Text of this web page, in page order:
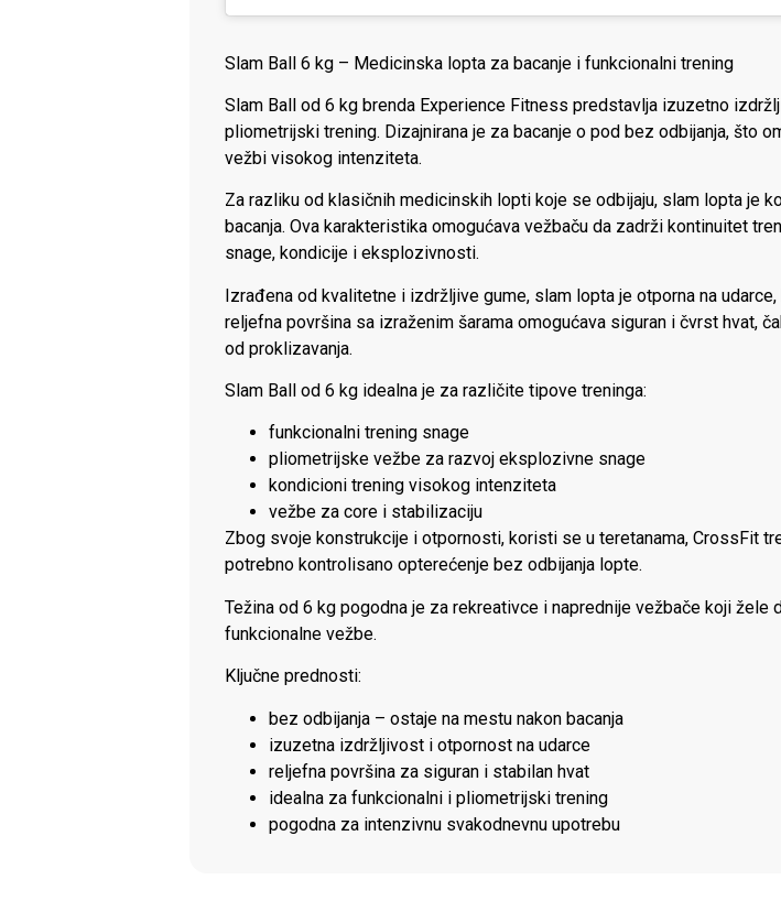
Slam Ball 6 kg – Medicinska lopta za bacanje i funkcionalni trening
Slam Ball od 6 kg brenda Experience Fitness predstavlja izuzetno
pliometrijski trening. Dizajnirana je za bacanje o pod bez odbijanja, što
vežbi visokog intenziteta.
Za razliku od klasičnih medicinskih lopti koje se odbijaju, slam lopta je
bacanja. Ova karakteristika omogućava vežbaču da zadrži kontinuitet
snage, kondicije i eksplozivnosti.
Izrađena od kvalitetne i izdržljive gume, slam lopta je otporna na
reljefna površina sa izraženim šarama omogućava siguran i čvrst hvat,
od proklizavanja.
Slam Ball od 6 kg idealna je za različite tipove treninga:
funkcionalni trening snage
pliometrijske vežbe za razvoj eksplozivne snage
kondicioni trening visokog intenziteta
vežbe za core i stabilizaciju
Zbog svoje konstrukcije i otpornosti, koristi se u teretanama, CrossFit
potrebno kontrolisano opterećenje bez odbijanja lopte.
Težina od 6 kg pogodna je za rekreativce i naprednije vežbače koji
funkcionalne vežbe.
Ključne prednosti:
bez odbijanja – ostaje na mestu nakon bacanja
izuzetna izdržljivost i otpornost na udarce
reljefna površina za siguran i stabilan hvat
idealna za funkcionalni i pliometrijski trening
pogodna za intenzivnu svakodnevnu upotrebu